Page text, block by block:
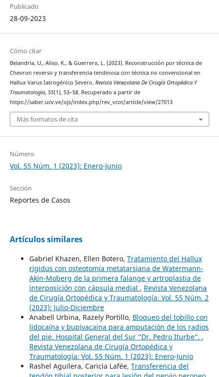
Publicado
28-09-2023
Cómo citar
Belandria, U., Aliso, K., & Guerrero, L. (2023). Reconstrucción por técnica de
Chevron reverso y transferencia tendinosa con técnica no convencional en
Hallux Varus Iatrogénico Severo. Revista Venezolana De Cirugía Ortopédica Y
Traumatología, 55(1), 53–58. Recuperado a partir de
https://saber.ucv.ve/ojs/index.php/rev_vcot/article/view/27013
Más formatos de cita
Número
Vol. 55 Núm. 1 (2023): Enero-Junio
Sección
Reportes de Casos
Artículos similares
Gabriel Khazen, Ellen Botero, Tratamiento del Hallux
rigidus con osteotomía metatarsiana de Watermann-
Akin-Moberg de la primera falange y artroplastia de
interposición con cápsula medial , Revista Venezolana
de Cirugía Ortopédica y Traumatología: Vol. 55 Núm. 2
(2023): Julio-Diciembre
Anabell Urbina, Razely Portillo, Bloqueo del tobillo con
lidocaína y bupivacaina para amputación de los radios
del pie. Hospital General del Sur “Dr. Pedro Iturbe”. ,
Revista Venezolana de Cirugía Ortopédica y
Traumatología: Vol. 55 Núm. 1 (2023): Enero-Junio
Rashel Aguilera, Caricia Lafée, Transferencia del